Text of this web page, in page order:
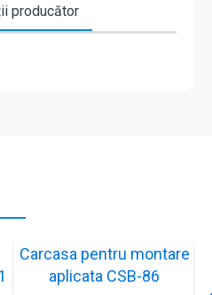
producător
Carcasa pentru montare
aplicata CSB-86